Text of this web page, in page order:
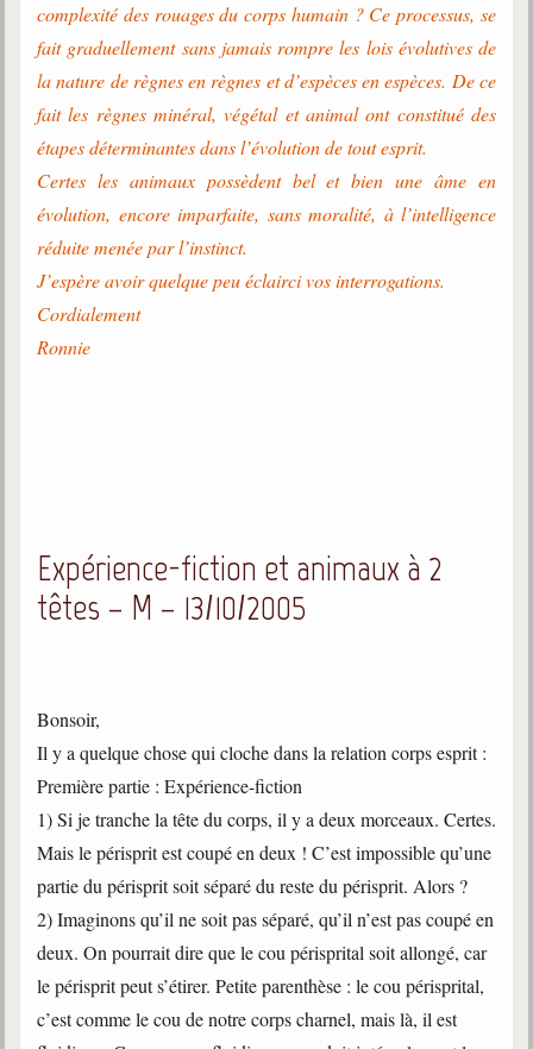
complexité des rouages du corps humain ? Ce processus, se
fait graduellement sans jamais rompre les lois évolutives de
la nature de règnes en règnes et d’espèces en espèces. De ce
fait les règnes minéral, végétal et animal ont constitué des
étapes déterminantes dans l’évolution de tout esprit.
Certes les animaux possèdent bel et bien une âme en
évolution, encore imparfaite, sans moralité, à l’intelligence
réduite menée par l’instinct.
J’espère avoir quelque peu éclairci vos interrogations.
Cordialement
Ronnie
Expérience-fiction et animaux à 2
têtes – M – 13/10/2005
Bonsoir,
Il y a quelque chose qui cloche dans la relation corps esprit :
Première partie : Expérience-fiction
1) Si je tranche la tête du corps, il y a deux morceaux. Certes.
Mais le périsprit est coupé en deux ! C’est impossible qu’une
partie du périsprit soit séparé du reste du périsprit. Alors ?
2) Imaginons qu’il ne soit pas séparé, qu’il n’est pas coupé en
deux. On pourrait dire que le cou périsprital soit allongé, car
le périsprit peut s’étirer. Petite parenthèse : le cou périsprital,
c’est comme le cou de notre corps charnel, mais là, il est